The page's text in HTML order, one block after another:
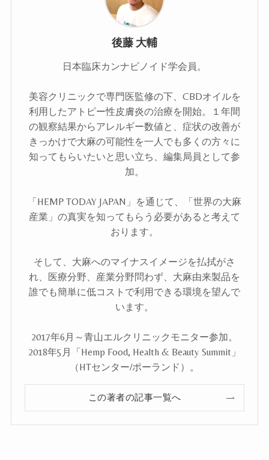
後藤 大輔
日本臨床カンナビノイド学会員。
美容クリニックで専門医監修の下、CBDオイルを
利用したアトピー性皮膚炎の治療を開始。１年間
の観察結果からアレルギー数値と、症状の改善が
きっかけで大麻の可能性を一人でも多くの方々に
知ってもらいたいと思い立ち、編集局員として参
加。
「HEMP TODAY JAPAN」を通じて、「世界の大麻
産業」の真実を知ってもらう必要があると考えて
おります。
そして、大麻へのマイナスイメージを払拭がさ
れ、医療分野、産業分野問わず、大麻由来製品を
誰でも簡単に低コストで利用できる環境を望んで
います。
2017年6月～青山エルクリニックモニター参加。
2018年5月「Hemp Food, Health & Beauty Summit」
（HTセンター/ポーランド）。
この著者の記事一覧へ